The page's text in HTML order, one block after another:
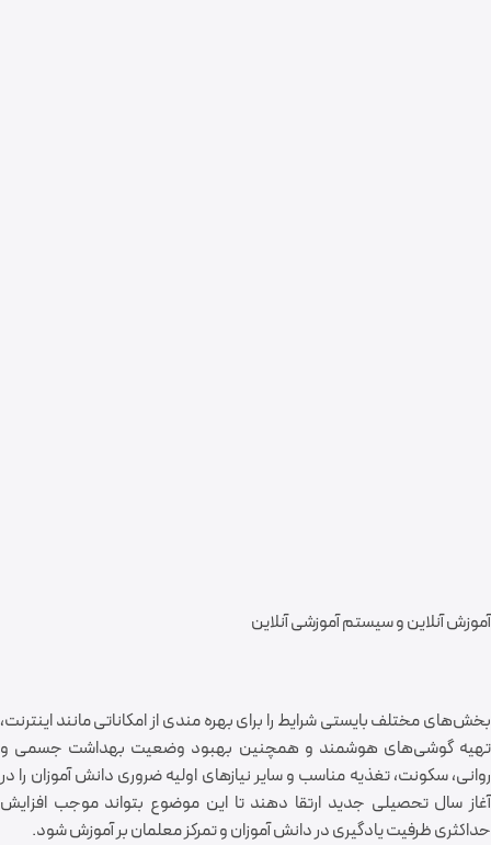
آموزش آنلاین و سیستم آموزشی آنلاین
بخش‌های مختلف بایستی شرایط را برای بهره مندی از امکاناتی مانند اینترنت،
تهیه گوشی‌های هوشمند و همچنین بهبود وضعیت بهداشت جسمی و
روانی، سکونت، تغذیه مناسب و سایر نیاز‌های اولیه ضروری دانش آموزان را در
آغاز سال تحصیلی جدید ارتقا دهند تا این موضوع بتواند موجب افزایش
حداکثری ظرفیت یادگیری در دانش آموزان و تمرکز معلمان بر آموزش شود.